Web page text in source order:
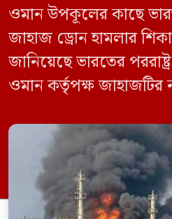
ওমান উপকূলের কাছে
জাহাজ ড্রোন হামলার
জানিয়েছে ভারতের
ওমান কর্তৃপক্ষ জাহাজটির
পর সাগরে পুরোপুরি ডুবে
‘এমএসভি হাজি আলি’
কার্গো শিপের উপর এই
উদ্বেগ প্রকাশ করেছে